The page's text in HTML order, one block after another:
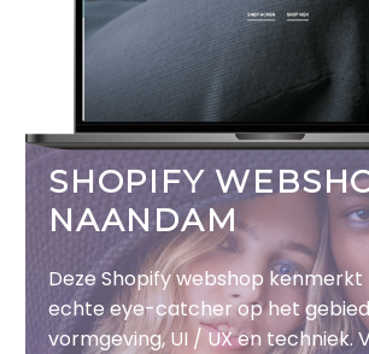
SHOPIFY
NAANDAM
Deze Shopify webshop kenmerkt
echte eye-catcher op het
vormgeving, UI / UX en techniek.